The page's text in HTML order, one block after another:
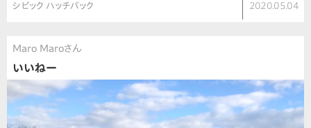
シビック ハッチバック 2020.05.04
Maro Maroさん
いいねー